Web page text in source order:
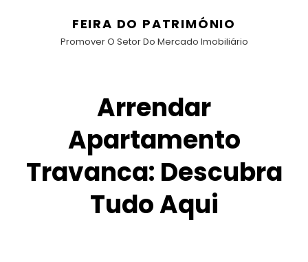
FEIRA DO PATRIMÓNIO
Promover O Setor Do Mercado Imobiliário
Arrendar
Apartamento
Travanca: Descubra
Tudo Aqui